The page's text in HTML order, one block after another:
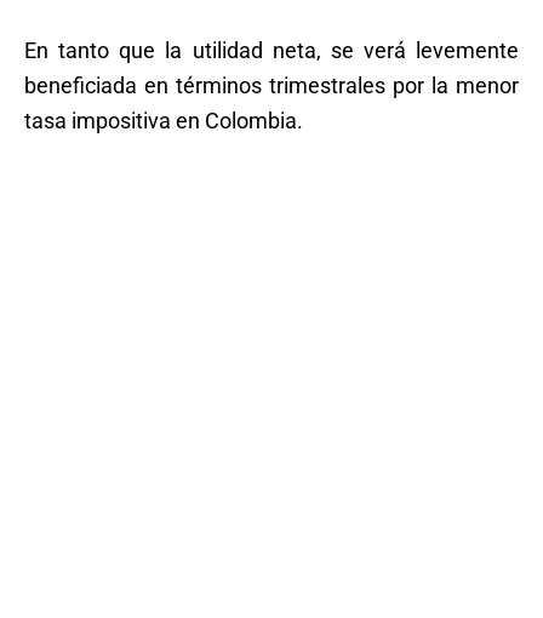
En tanto que la utilidad neta, se verá levemente
beneficiada en términos trimestrales por la menor
tasa impositiva en Colombia.